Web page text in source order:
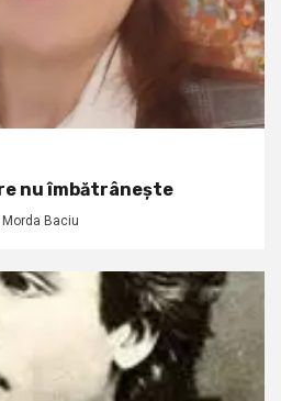
nu îmbătrânește
Baciu